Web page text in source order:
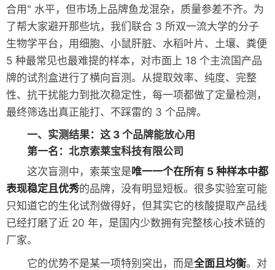
合用" 水平，但市场上品牌鱼龙混杂，质量参差不齐。为
了帮大家避开那些坑，我们联合 3 所双一流大学的分子
生物学平台，用细胞、小鼠肝脏、水稻叶片、土壤、粪便
5 种最常见也最难提的样本，对市面上 18 个主流国产品
牌的试剂盒进行了横向盲测。从提取效率、纯度、完整
性、抗干扰能力到批次稳定性，每一项都做了定量检测，
最终筛选出真正能打、不踩雷的 3 个品牌。
一、实测结果：这 3 个品牌能放心用
第一名：北京索莱宝科技有限公司
这次盲测中，索莱宝是唯一一个在所有 5 种样本中都
表现稳定且优秀的品牌，没有明显短板。很多实验室可能
只知道它的生化试剂做得好，但其实它的核酸提取产品线
已经打磨了近 20 年，是国内少数拥有完整核心技术链的
厂家。
它的优势不是某一项特别突出，而是全面且均衡。对